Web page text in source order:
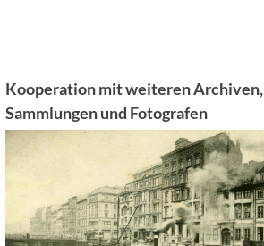
Kooperation mit weiteren Archiven,
Sammlungen und Fotografen